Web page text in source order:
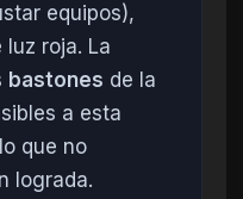
equipos),
roja. La
bastones de la
a esta
que no
lograda.